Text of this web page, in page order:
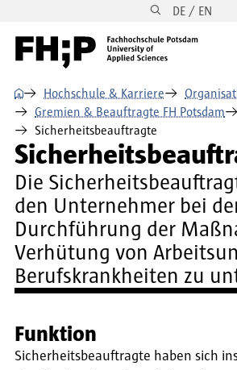
Direkt zur Hauptnavigation DE / EN
⌂ Hochschule & Karriere
Gremien & Beauftragte FH Potsdam
Sicherheitsbeauftragte
Die
den Unternehmer bei
Durchführung der
Verhütung von
Berufskrankheiten zu
Funktion
Sicherheitsbeauftragte haben sich